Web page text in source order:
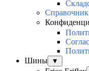
Справочник
Шины
▼